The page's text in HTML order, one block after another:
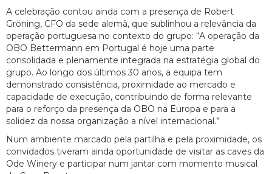
A celebração contou ainda com a presença de Robert
Gröning, CFO da sede alemã, que sublinhou a relevância da
operação portuguesa no contexto do grupo: “A operação da
OBO Bettermann em Portugal é hoje uma parte
consolidada e plenamente integrada na estratégia global do
grupo. Ao longo dos últimos 30 anos, a equipa tem
demonstrado consistência, proximidade ao mercado e
capacidade de execução, contribuindo de forma relevante
para o reforço da presença da OBO na Europa e para a
solidez da nossa organização a nível internacional.”
Num ambiente marcado pela partilha e pela proximidade, os
convidados tiveram ainda oportunidade de visitar as caves da
Ode Winery e participar num jantar com momento musical